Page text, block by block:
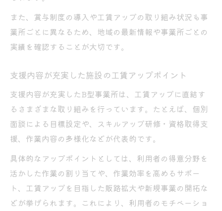
また、賞与制度の導入や工賃アップの取り組み状況も事
業所ごとに異なるため、地域の最新情報や事業所ごとの
実績を確認することが大切です。
支援内容が充実した施設の工賃アップポイント
支援内容が充実したB型事業所は、工賃アップに直結す
るさまざまな取り組みを行っています。たとえば、個別
面談による目標設定や、スキルアップ研修・資格取得支
援、作業内容の多様化などが代表的です。
具体的なアップポイントとしては、利用者の得意分野を
活かした作業の割り当てや、作業効率を高めるサポー
ト、工賃アップを目指した販路拡大や新規事業の開拓な
どが挙げられます。これにより、利用者のモチベーショ